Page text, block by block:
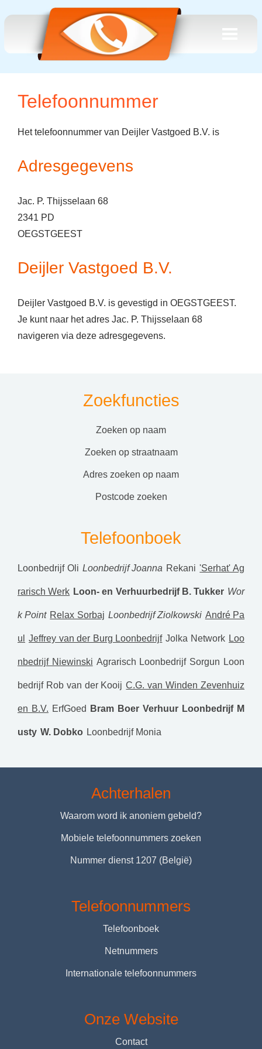
Telefoonnummer
Het telefoonnummer van Deijler Vastgoed B.V. is
Adresgegevens
Jac. P. Thijsselaan 68
2341 PD
OEGSTGEEST
Deijler Vastgoed B.V.
Deijler Vastgoed B.V. is gevestigd in OEGSTGEEST.
Je kunt naar het adres Jac. P. Thijsselaan 68
navigeren via deze adresgegevens.
Zoekfuncties
zoeken op naam
zoeken op straatnaam
adres zoeken op naam
postcode zoeken
Telefoonboek
Loonbedrijf Oli Loonbedrijf Joanna Rekani 'Serhat' Ag
rarisch Werk Loon- en Verhuurbedrijf B. Tukker Wor
k Point Relax Sorbaj Loonbedrijf Ziolkowski André Pa
ul Jeffrey van der Burg Loonbedrijf Jolka Network Loo
nbedrijf Niewinski Agrarisch Loonbedrijf Sorgun Loon
bedrijf Rob van der Kooij C.G. van Winden Zevenhuiz
en B.V. ErfGoed Bram Boer Verhuur Loonbedrijf M
usty W. Dobko Loonbedrijf Monia
Achterhalen
Waarom word ik anoniem gebeld?
Mobiele telefoonnummers zoeken
Nummer dienst 1207 (België)
Telefoonnummers
Telefoonboek
Netnummers
Internationale telefoonnummers
Onze Website
Contact